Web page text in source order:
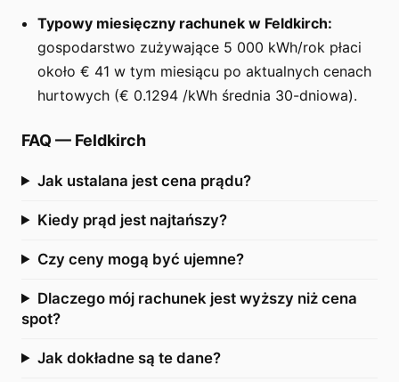
Typowy miesięczny rachunek w Feldkirch:
gospodarstwo zużywające 5 000 kWh/rok płaci
około € 41 w tym miesiącu po aktualnych cenach
hurtowych (€ 0.1294 /kWh średnia 30-dniowa).
FAQ — Feldkirch
Jak ustalana jest cena prądu?
Kiedy prąd jest najtańszy?
Czy ceny mogą być ujemne?
Dlaczego mój rachunek jest wyższy niż cena
spot?
Jak dokładne są te dane?